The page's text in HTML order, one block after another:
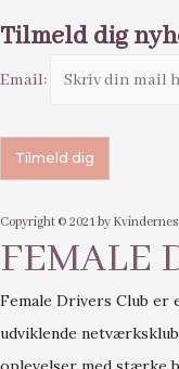
Tilmeld dig
Email:
Copyright © 2021 by
FEMALE
Female Drivers Club er
udviklende